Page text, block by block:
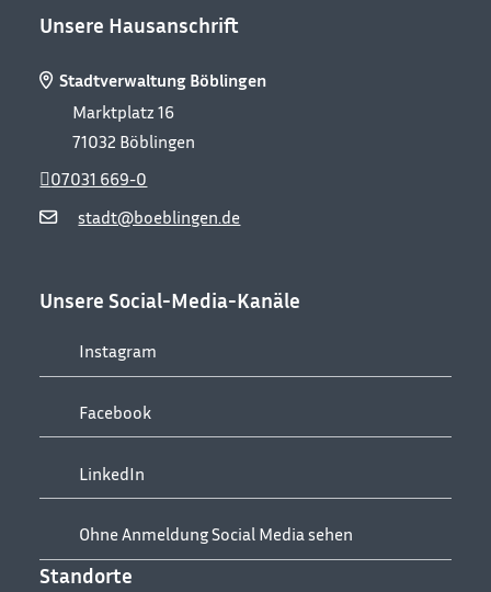
Unsere Hausanschrift
Stadtverwaltung Böblingen
Marktplatz 16
71032 Böblingen
stadt@boeblingen.de
07031 669-0
Unsere Social-Media-Kanäle
Instagram
Facebook
LinkedIn
Ohne Anmeldung Social Media sehen
Standorte